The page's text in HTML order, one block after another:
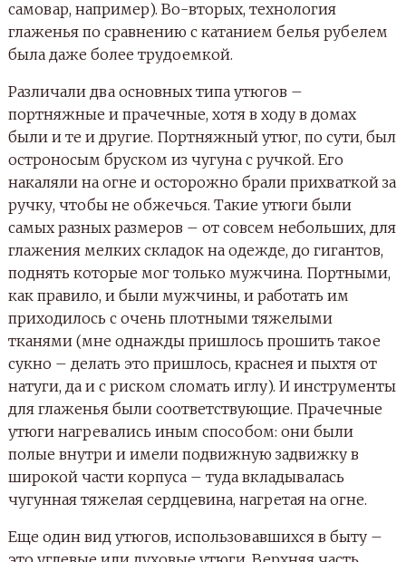
самовар, например). Во-вторых, технология
глаженья по сравнению с катанием белья рубелем
была даже более трудоемкой.
Различали два основных типа утюгов –
портняжные и прачечные, хотя в ходу в домах
были и те и другие. Портняжный утюг, по сути, был
остроносым бруском из чугуна с ручкой. Его
накаляли на огне и осторожно брали прихваткой за
ручку, чтобы не обжечься. Такие утюги были
самых разных размеров – от совсем небольших, для
глажения мелких складок на одежде, до гигантов,
поднять которые мог только мужчина. Портными,
как правило, и были мужчины, и работать им
приходилось с очень плотными тяжелыми
тканями (мне однажды пришлось прошить такое
сукно – делать это пришлось, краснея и пыхтя от
натуги, да и с риском сломать иглу). И инструменты
для глаженья были соответствующие. Прачечные
утюги нагревались иным способом: они были
полые внутри и имели подвижную задвижку в
широкой части корпуса – туда вкладывалась
чугунная тяжелая сердцевина, нагретая на огне.
Еще один вид утюгов, использовавшихся в быту –